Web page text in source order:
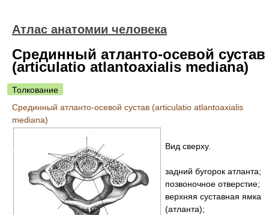
Атлас анатомии человека
Срединный атланто-осевой сустав
(articulatio atlantoaxialis mediana)
Толкование
Срединный атланто-осевой сустав (articulatio atlantoaxialis
mediana)
Вид сверху.
задний бугорок атланта;
позвоночное отверстие;
верхняя суставная ямка
(атланта);